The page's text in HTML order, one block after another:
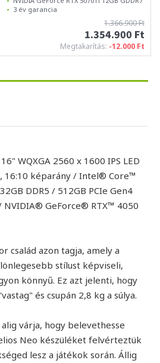
3 év garancia
1.366.900 Ft
1.354.900 Ft
Megtakarítás: -12.000 Ft
WQXGA 2560 x 1600 IPS LED
16:10 képarány / Intel® Core™
DDR5 / 512GB PCIe Gen4
/ NVIDIA® GeForce® RTX™ 4050
család azon tagja, amely a
stílust képviseli,
könnyű. Ez azt jelenti, hogy
és csupán 2,8 kg a súlya.
várja, hogy belevethesse
Neo készüléket felvérteztük
lesz a játékok során. Állig